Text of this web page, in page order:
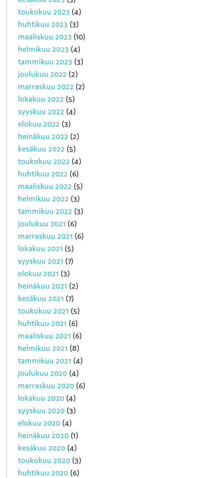
toukokuu 2023 (4)
huhtikuu 2023 (3)
maaliskuu 2023 (10)
helmikuu 2023 (4)
tammikuu 2023 (3)
joulukuu 2022 (2)
marraskuu 2022 (2)
lokakuu 2022 (5)
syyskuu 2022 (4)
elokuu 2022 (3)
heinäkuu 2022 (2)
kesäkuu 2022 (5)
toukokuu 2022 (4)
huhtikuu 2022 (6)
maaliskuu 2022 (5)
helmikuu 2022 (3)
tammikuu 2022 (3)
joulukuu 2021 (6)
marraskuu 2021 (6)
lokakuu 2021 (5)
syyskuu 2021 (7)
elokuu 2021 (3)
heinäkuu 2021 (2)
kesäkuu 2021 (7)
toukokuu 2021 (5)
huhtikuu 2021 (6)
maaliskuu 2021 (6)
helmikuu 2021 (8)
tammikuu 2021 (4)
joulukuu 2020 (4)
marraskuu 2020 (6)
lokakuu 2020 (4)
syyskuu 2020 (3)
elokuu 2020 (4)
heinäkuu 2020 (1)
kesäkuu 2020 (4)
toukokuu 2020 (3)
huhtikuu 2020 (6)